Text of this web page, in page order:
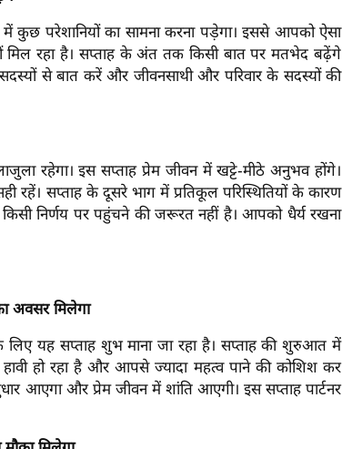
में कुछ परेशानियों का सामना करना पड़ेगा। इससे आपको ऐसा
मिल रहा है। सप्ताह के अंत तक किसी बात पर मतभेद बढ़ेंगे
से बात करें और जीवनसाथी और परिवार के सदस्यों की
रहेगा। इस सप्ताह प्रेम जीवन में खट्टे-मीठे अनुभव होंगे।
रहें। सप्ताह के दूसरे भाग में प्रतिकूल परिस्थितियों के कारण
किसी निर्णय पर पहुंचने की जरूरत नहीं है। आपको धैर्य रखना
अवसर मिलेगा
लिए यह सप्ताह शुभ माना जा रहा है। सप्ताह की शुरुआत में
हो रहा है और आपसे ज्यादा महत्व पाने की कोशिश कर
आएगा और प्रेम जीवन में शांति आएगी। इस सप्ताह पार्टनर